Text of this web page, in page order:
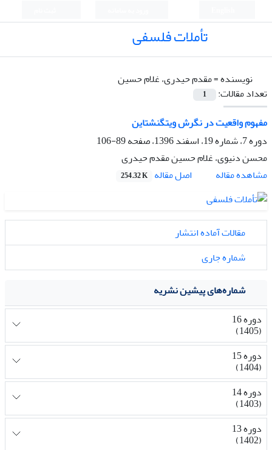
تأملات فلسفی
نویسنده =مقدم حیدری، غلام حسین
تعداد مقالات:
1
مفهوم واقعیت در نگرش ویتگنشتاین
دوره 7، شماره 19، اسفند 1396، صفحه
89-106
محسن دنیوی، غلام حسین مقدم حیدری
مشاهده مقاله
اصل مقاله 254.32 K
مقالات آماده انتشار
شماره جاری
شماره‌های پیشین نشریه
دوره 16
(1405)
دوره 15
(1404)
دوره 14
(1403)
دوره 13
(1402)